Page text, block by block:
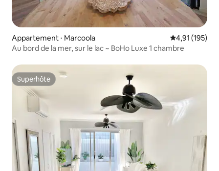
Appartement ⋅ Marcoola Évaluation
4,91 (195)
Au bord de la mer, sur le lac ~ BoHo Luxe 1 chambre
Superhôte
Superhôte